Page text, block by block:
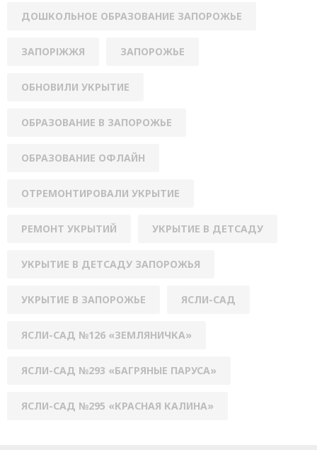
ДОШКОЛЬНОЕ ОБРАЗОВАНИЕ ЗАПОРОЖЬЕ
ЗАПОРІЖЖЯ ЗАПОРОЖЬЕ
ОБНОВИЛИ УКРЫТИЕ
ОБРАЗОВАНИЕ В ЗАПОРОЖЬЕ
ОБРАЗОВАНИЕ ОФЛАЙН
ОТРЕМОНТИРОВАЛИ УКРЫТИЕ
РЕМОНТ УКРЫТИЙ УКРЫТИЕ В ДЕТСАДУ
УКРЫТИЕ В ДЕТСАДУ ЗАПОРОЖЬЯ
УКРЫТИЕ В ЗАПОРОЖЬЕ ЯСЛИ-САД
ЯСЛИ-САД №126 «ЗЕМЛЯНИЧКА»
ЯСЛИ-САД №293 «БАГРЯНЫЕ ПАРУСА»
ЯСЛИ-САД №295 «КРАСНАЯ КАЛИНА»